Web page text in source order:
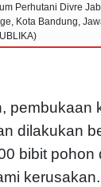
Perhutani Divre
Kota Bandung,
pembukaan
dilakukan
bibit pohon